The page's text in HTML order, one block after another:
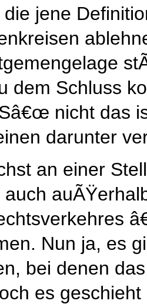
die jene
dem Schluss
nicht das
darunter
an einer
auch
Nun ja, es
bei denen
es